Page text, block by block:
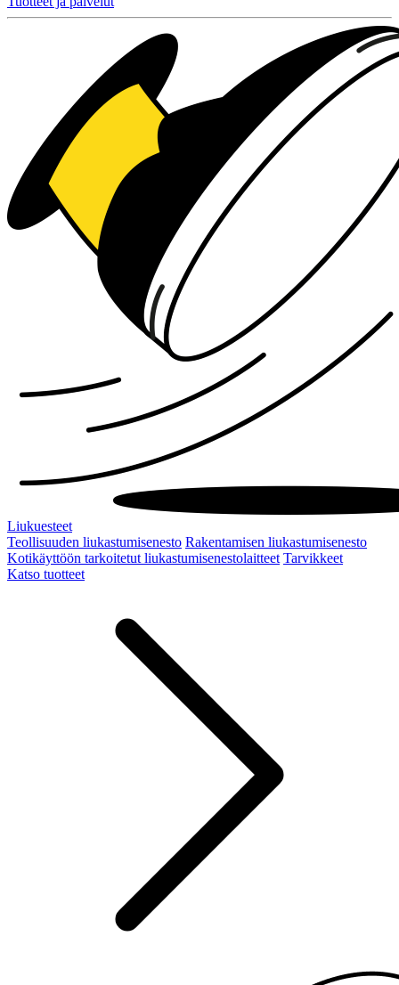
Liukuesteet
Teollisuuden liukastumisenesto Rakentamisen liukastumisenesto
Kotikäyttöön tarkoitetut liukastumisenestolaitteet Tarvikkeet
Katso tuotteet